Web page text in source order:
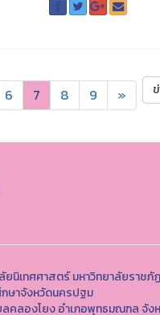
6 7 8 9 »
ยนิเทศศาสตร์ มหาวิทยาลัยราชภัฏ
ษาจังหวัดนครปฐม
บลคลองโยง อำเภอพุทธมณฑล จัง